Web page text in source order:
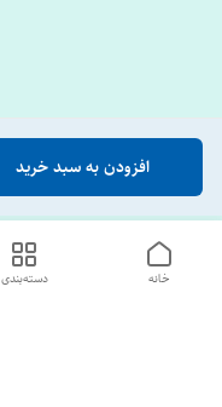
افزودن به سبد خرید
دسته‌بندی خانه